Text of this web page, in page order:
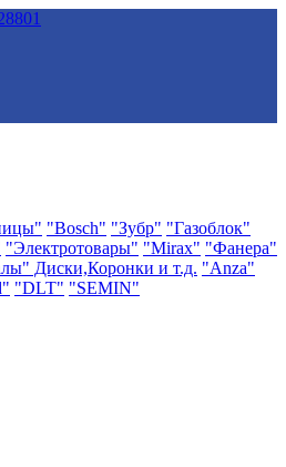
"Bosch" "Зубр" "Газоблок"
"Электротовары" "Mirax" "Фанера"
Диски,Коронки и т.д. "Anza"
"DLT" "SEMIN"